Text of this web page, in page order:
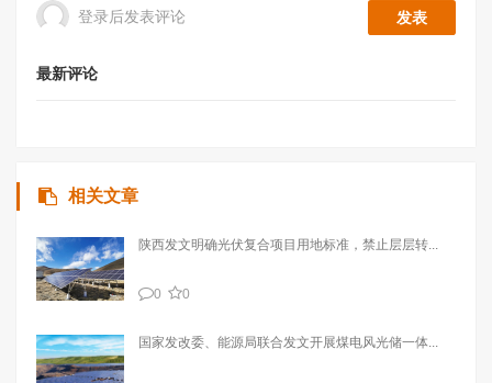
登录后发表评论
最新评论
相关文章
陕西发文明确光伏复合项目用地标准，禁止层层转...
0 0
国家发改委、能源局联合发文开展煤电风光储一体...